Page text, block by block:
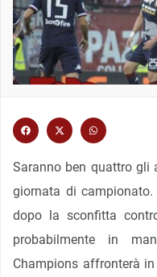
Saranno ben quattro gli
giornata di
dopo la sconfitta
probabilmente in
Champions affronterà